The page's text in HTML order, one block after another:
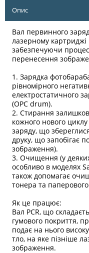
Опис
Вал первинного
лазерному картриджі
забезпечуючи
перенесення
1. Зарядка
рівномірного
електростатичного
(OPC drum).
2. Стирання
кожного нового
заряду, що
друку, що запобігає
зображення).
3. Очищення (у
особливо в моделях
також допомагає
тонера та
Як це працює:
Вал PCR, що
гумового покриття,
подає на нього
тло, на яке пізніше
зображення.